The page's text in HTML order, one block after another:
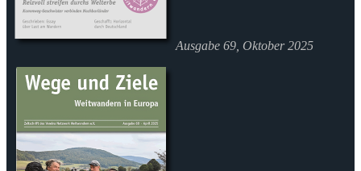
Ausgabe 69, Oktober 2025